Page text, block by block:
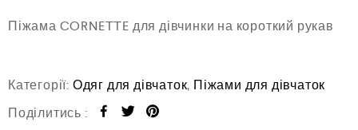
о
в
Піжама CORNETTE для дівчинки на короткий рукав
Категорії: Одяг для дівчаток, Піжами для дівчаток
Поділитись :